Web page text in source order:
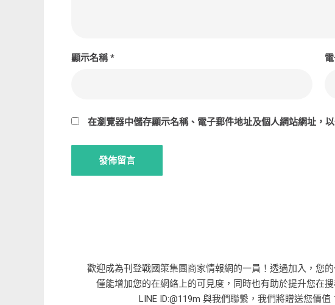
顯示名稱*
在瀏覽器中儲存顯示名稱、電子郵件地址及個人網站網址，
歡迎成為刊登戰國策集團商家情報網的一員！透過加入，您
僅能增加您的在網絡上的可見度，同時也有助於提升您在
LINE ID:@119m 與我們聯繫，我們將贈送您價